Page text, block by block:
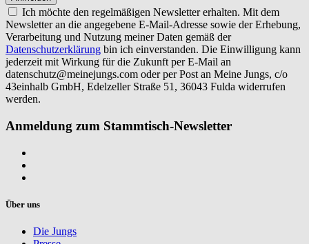
Ich möchte den regelmäßigen Newsletter erhalten. Mit dem
Newsletter an die angegebene E-Mail-Adresse sowie der Erhebung,
Verarbeitung und Nutzung meiner Daten gemäß der
Datenschutzerklärung bin ich einverstanden. Die Einwilligung kann
jederzeit mit Wirkung für die Zukunft per E-Mail an
datenschutz@meinejungs.com oder per Post an Meine Jungs, c/o
43einhalb GmbH, Edelzeller Straße 51, 36043 Fulda widerrufen
werden.
Anmeldung zum Stammtisch-Newsletter
Über uns
Die Jungs